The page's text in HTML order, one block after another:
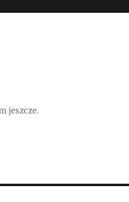
jeszcze.